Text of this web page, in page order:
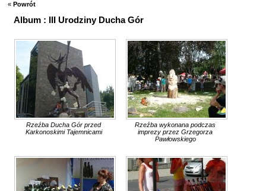
« Powrót
Album : III Urodziny Ducha Gór
Rzeźba Ducha Gór przed
Karkonoskimi Tajemnicami
Rzeźba wykonana podczas
imprezy przez Grzegorza
Pawłowskiego